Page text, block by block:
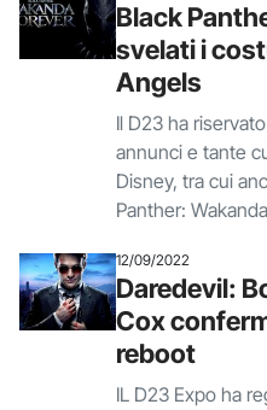
Black
svelati i
Angels
Il D23 ha
annunci e tante
Disney, tra cui
Panther:
12/09/2022
Daredevil:
Cox
reboot
IL D23 Expo ha